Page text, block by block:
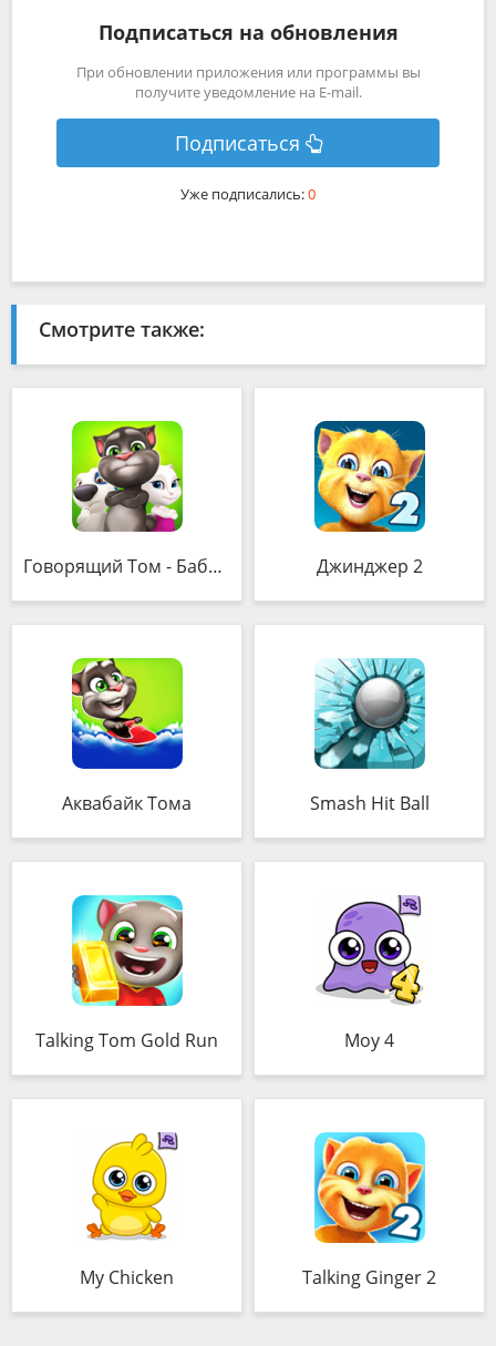
Подписаться на обновления
При обновлении приложения или программы вы
получите уведомление на E-mail.
Подписаться
Уже подписались:0
Смотрите также:
Говорящий Том - Бабл-шутер Джинджер 2
Аквабайк Тома Smash Hit Ball
Talking Tom Gold Run Moy 4
My Chicken Talking Ginger 2